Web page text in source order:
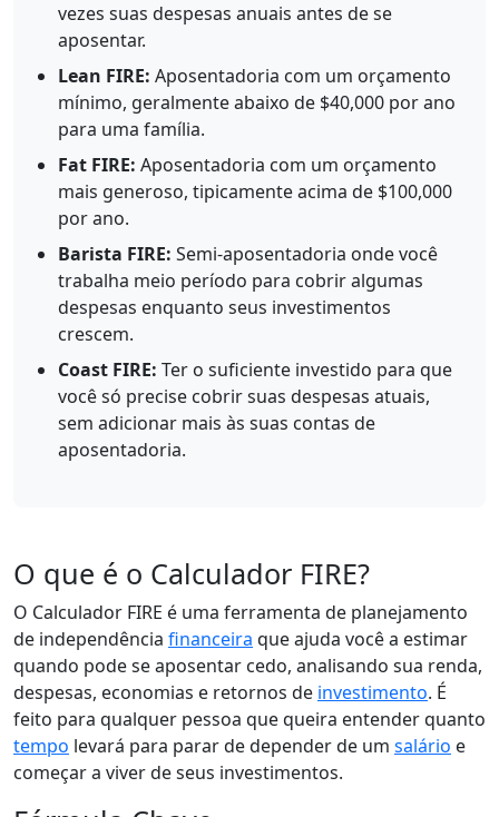
vezes suas despesas anuais antes de se
aposentar.
Lean FIRE: Aposentadoria com um orçamento
mínimo, geralmente abaixo de $40,000 por ano
para uma família.
Fat FIRE: Aposentadoria com um orçamento
mais generoso, tipicamente acima de $100,000
por ano.
Barista FIRE: Semi-aposentadoria onde você
trabalha meio período para cobrir algumas
despesas enquanto seus investimentos
crescem.
Coast FIRE: Ter o suficiente investido para que
você só precise cobrir suas despesas atuais,
sem adicionar mais às suas contas de
aposentadoria.
O que é o Calculador FIRE?
O Calculador FIRE é uma ferramenta de planejamento
de independência financeira que ajuda você a estimar
quando pode se aposentar cedo, analisando sua renda,
despesas, economias e retornos de investimento. É
feito para qualquer pessoa que queira entender quanto
tempo levará para parar de depender de um salário e
começar a viver de seus investimentos.